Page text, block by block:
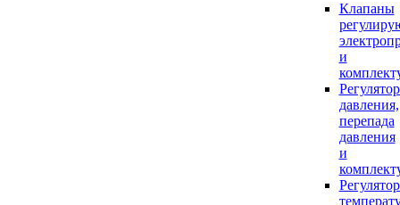
Клапаны
и
давления,
перепада
давления
и